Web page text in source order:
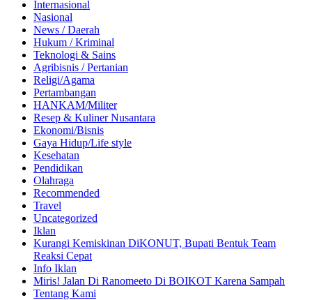
Internasional
Nasional
News / Daerah
Hukum / Kriminal
Teknologi & Sains
Agribisnis / Pertanian
Religi/Agama
Pertambangan
HANKAM/Militer
Resep & Kuliner Nusantara
Ekonomi/Bisnis
Gaya Hidup/Life style
Kesehatan
Pendidikan
Olahraga
Recommended
Travel
Uncategorized
Iklan
Kurangi Kemiskinan DiKONUT, Bupati Bentuk Team
Reaksi Cepat
Info Iklan
Miris! Jalan Di Ranomeeto Di BOIKOT Karena Sampah
Tentang Kami